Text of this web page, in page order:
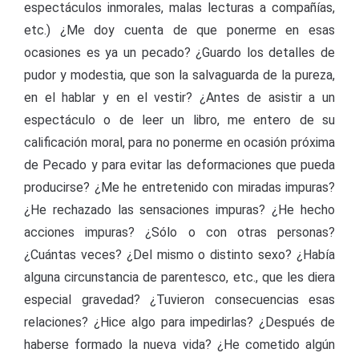
espectáculos inmorales, malas lecturas a compañías,
etc.) ¿Me doy cuenta de que ponerme en esas
ocasiones es ya un pecado? ¿Guardo los detalles de
pudor y modestia, que son la salvaguarda de la pureza,
en el hablar y en el vestir? ¿Antes de asistir a un
espectáculo o de leer un libro, me entero de su
calificación moral, para no ponerme en ocasión próxima
de Pecado y para evitar las deformaciones que pueda
producirse? ¿Me he entretenido con miradas impuras?
¿He rechazado las sensaciones impuras? ¿He hecho
acciones impuras? ¿Sólo o con otras personas?
¿Cuántas veces? ¿Del mismo o distinto sexo? ¿Había
alguna circunstancia de parentesco, etc., que les diera
especial gravedad? ¿Tuvieron consecuencias esas
relaciones? ¿Hice algo para impedirlas? ¿Después de
haberse formado la nueva vida? ¿He cometido algún